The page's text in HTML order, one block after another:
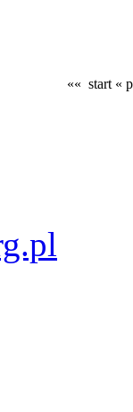
«« start «